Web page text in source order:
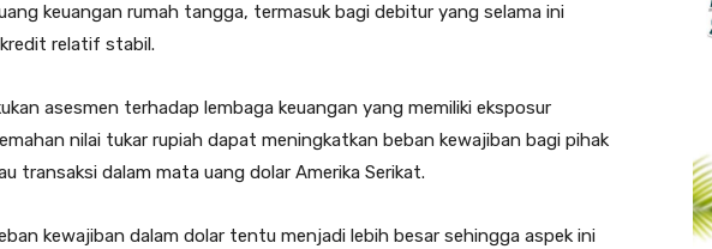
keuangan rumah tangga, termasuk bagi debitur yang selama ini
relatif stabil.
asesmen terhadap lembaga keuangan yang memiliki eksposur
nilai tukar rupiah dapat meningkatkan beban kewajiban bagi pihak
transaksi dalam mata uang dolar Amerika Serikat.
kewajiban dalam dolar tentu menjadi lebih besar sehingga aspek ini